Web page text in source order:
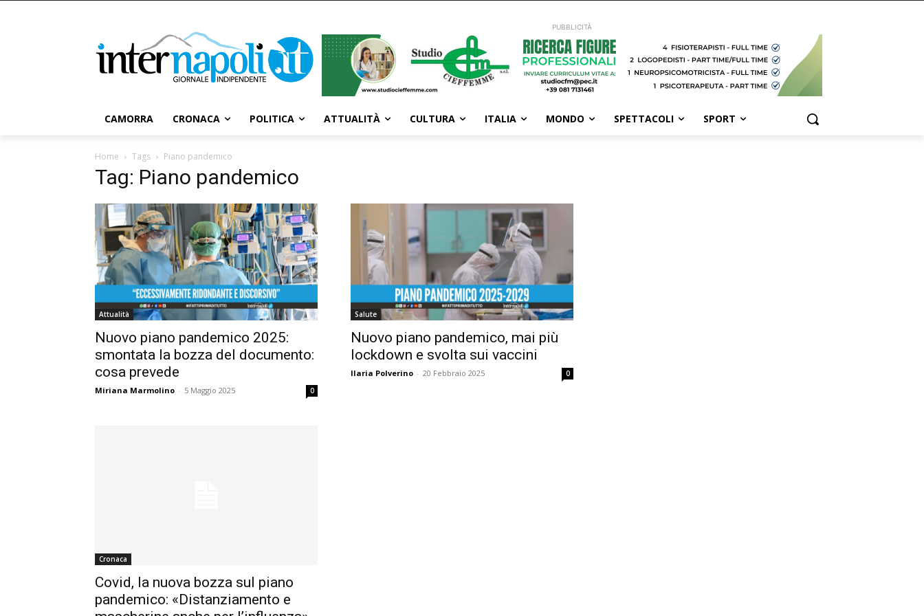
PUBBLICITÀ
CAMORRA CRONACA POLITICA ATTUALITÀ CULTURA ITALIA MONDO SPETTACOLI SPORT
Home Tags Piano pandemico
Tag: Piano pandemico
Attualità
Nuovo piano pandemico 2025:
smontata la bozza del documento:
cosa prevede
Miriana Marmolino - 5 Maggio 2025 0
Salute
Nuovo piano pandemico, mai più
lockdown e svolta sui vaccini
Ilaria Polverino - 20 Febbraio 2025 0
Cronaca
Covid, la nuova bozza sul piano
pandemico: «Distanziamento e